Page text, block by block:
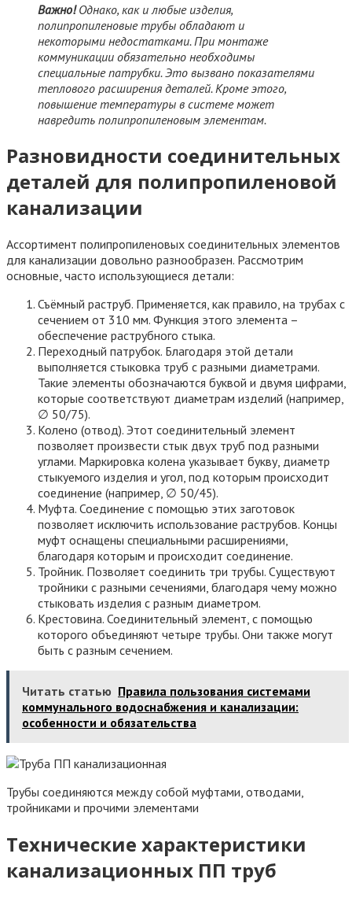
Важно!Однако, как и любые изделия,
полипропиленовые трубы обладают и
некоторыми недостатками. При монтаже
коммуникации обязательно необходимы
специальные патрубки. Это вызвано показателями
теплового расширения деталей. Кроме этого,
повышение температуры в системе может
навредить полипропиленовым элементам.
Разновидности соединительных
деталей для полипропиленовой
канализации
Ассортимент полипропиленовых соединительных элементов
для канализации довольно разнообразен. Рассмотрим
основные, часто использующиеся детали:
Съёмный раструб. Применяется, как правило, на трубах с
сечением от 310 мм. Функция этого элемента –
обеспечение раструбного стыка.
Переходный патрубок. Благодаря этой детали
выполняется стыковка труб с разными диаметрами.
Такие элементы обозначаются буквой и двумя цифрами,
которые соответствуют диаметрам изделий (например,
∅ 50/75).
Колено (отвод). Этот соединительный элемент
позволяет произвести стык двух труб под разными
углами. Маркировка колена указывает букву, диаметр
стыкуемого изделия и угол, под которым происходит
соединение (например, ∅ 50/45).
Муфта. Соединение с помощью этих заготовок
позволяет исключить использование раструбов. Концы
муфт оснащены специальными расширениями,
благодаря которым и происходит соединение.
Тройник. Позволяет соединить три трубы. Существуют
тройники с разными сечениями, благодаря чему можно
стыковать изделия с разным диаметром.
Крестовина. Соединительный элемент, с помощью
которого объединяют четыре трубы. Они также могут
быть с разным сечением.
Читать статью Правила пользования системами
коммунального водоснабжения и канализации:
особенности и обязательства
Трубы соединяются между собой муфтами, отводами,
тройниками и прочими элементами
Технические характеристики
канализационных ПП труб